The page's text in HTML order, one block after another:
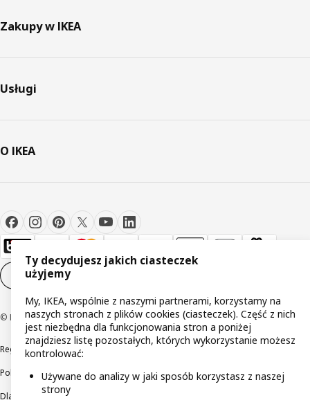
Zakupy w IKEA
Usługi
O IKEA
Ustawienia plików cookie
© Inter IKEA Systems B.V 1999-2026
RegulaminyPolityka prywatności
Wycofane produkty
Polityka odpowiedzialnego ujawniania informacji
Dla akcjonariuszy IKEA Distribution
Ty decydujesz jakich ciasteczek
użyjemy
My, IKEA, wspólnie z naszymi partnerami, korzystamy na
naszych stronach z plików cookies (ciasteczek). Część z nich
jest niezbędna dla funkcjonowania stron a poniżej
znajdziesz listę pozostałych, których wykorzystanie możesz
kontrolować:
Używane do analizy w jaki sposób korzystasz z naszej
strony